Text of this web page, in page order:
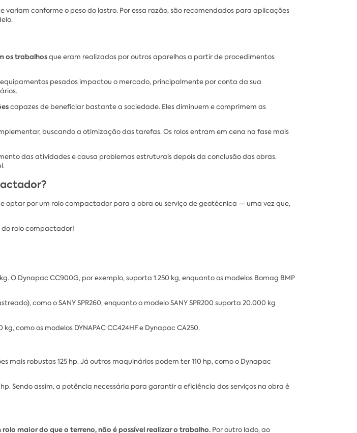
conforme o peso do lastro. Por essa razão, são recomendados para aplicações
os trabalhosque eram realizados por outros aparelhos a partir de procedimentos
pesados impactou o mercado, principalmente por conta da sua
capazes de beneficiar bastante a sociedade. Eles diminuem e comprimem as
buscando a otimização das tarefas. Os rolos entram em cena na fase mais
das atividades e causa problemas estruturais depois da conclusão das obras.
optar por um rolo compactador para a obra ou serviço de geotécnica — uma vez que,
do rolo compactador!
O Dynapac CC900G, por exemplo, suporta 1.250 kg, enquanto os modelos Bomag BMP
como o SANY SPR260, enquanto o modelo SANY SPR200 suporta 20.000 kg
como os modelos DYNAPAC CC424HF e Dynapac CA250.
mais robustas 125 hp. Já outros maquinários podem ter 110 hp, como o Dynapac
Sendo assim, a potência necessária para garantir a eficiência dos serviços na obra é
maior do que o terreno, não é possível realizar o trabalho. Por outro lado, ao